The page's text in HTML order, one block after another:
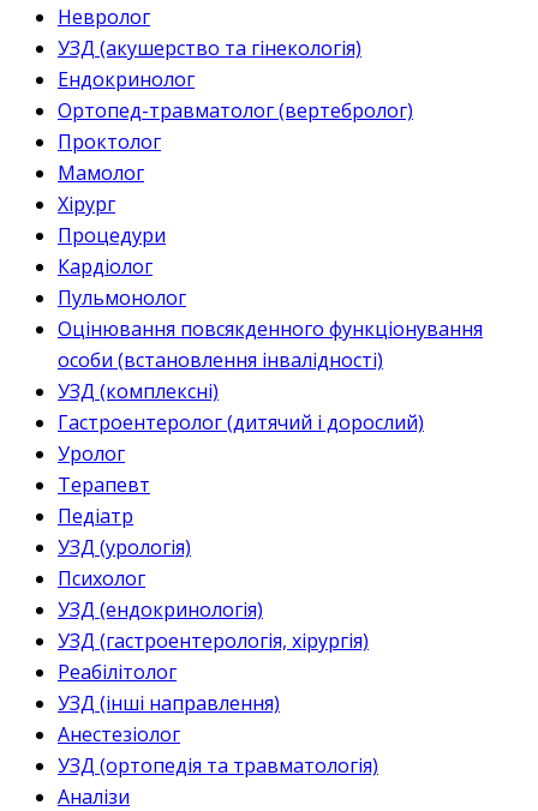
Невролог
УЗД (акушерство та гінекологія)
Ендокринолог
Ортопед-травматолог (вертебролог)
Проктолог
Мамолог
Хірург
Процедури
Кардіолог
Пульмонолог
Оцінювання повсякденного функціонування
особи (встановлення інвалідності)
УЗД (комплексні)
Гастроентеролог (дитячий і дорослий)
Уролог
Терапевт
Педіатр
УЗД (урологія)
Психолог
УЗД (ендокринологія)
УЗД (гастроентерологія, хірургія)
Реабілітолог
УЗД (інші направлення)
Анестезіолог
УЗД (ортопедія та травматологія)
Аналізи